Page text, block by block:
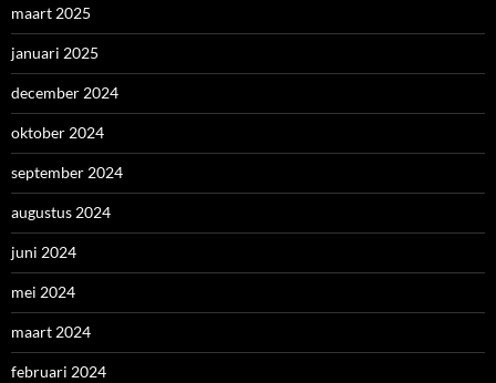
maart 2025
januari 2025
december 2024
oktober 2024
september 2024
augustus 2024
juni 2024
mei 2024
maart 2024
februari 2024